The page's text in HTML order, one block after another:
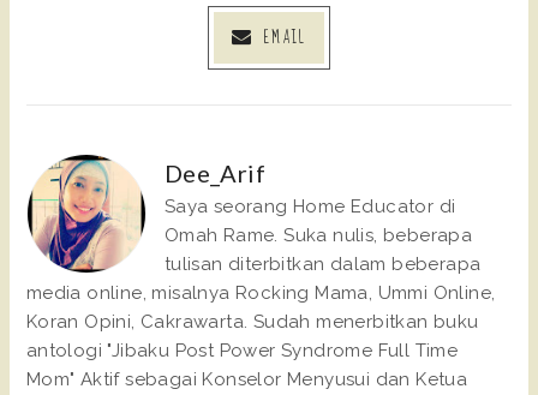
EMAIL
Dee_Arif
Saya seorang Home Educator di
Omah Rame. Suka nulis, beberapa
tulisan diterbitkan dalam beberapa
media online, misalnya Rocking Mama, Ummi Online,
Koran Opini, Cakrawarta. Sudah menerbitkan buku
antologi "Jibaku Post Power Syndrome Full Time
Mom" Aktif sebagai Konselor Menyusui dan Ketua